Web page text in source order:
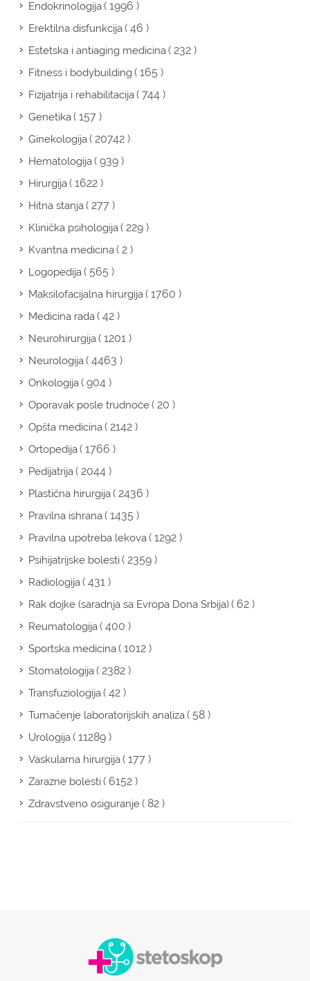
Endokrinologija( 1996 )
Erektilna disfunkcija( 46 )
Estetska i antiaging medicina( 232 )
Fitness i bodybuilding( 165 )
Fizijatrija i rehabilitacija( 744 )
Genetika( 157 )
Ginekologija( 20742 )
Hematologija( 939 )
Hirurgija( 1622 )
Hitna stanja( 277 )
Klinička psihologija( 229 )
Kvantna medicina( 2 )
Logopedija( 565 )
Maksilofacijalna hirurgija( 1760 )
Medicina rada( 42 )
Neurohirurgija( 1201 )
Neurologija( 4463 )
Onkologija( 904 )
Oporavak posle trudnoće( 20 )
Opšta medicina( 2142 )
Ortopedija( 1766 )
Pedijatrija( 2044 )
Plastična hirurgija( 2436 )
Pravilna ishrana( 1435 )
Pravilna upotreba lekova( 1292 )
Psihijatrijske bolesti( 2359 )
Radiologija( 431 )
Rak dojke (saradnja sa Evropa Dona Srbija)( 62 )
Reumatologija( 400 )
Sportska medicina( 1012 )
Stomatologija( 2382 )
Transfuziologija( 42 )
Tumačenje laboratorijskih analiza( 58 )
Urologija( 11289 )
Vaskularna hirurgija( 177 )
Zarazne bolesti( 6152 )
Zdravstveno osiguranje( 82 )